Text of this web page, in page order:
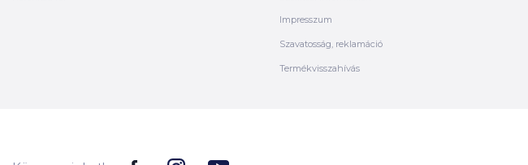
Impresszum
Szavatosság, reklamáció
Termékvisszahívás